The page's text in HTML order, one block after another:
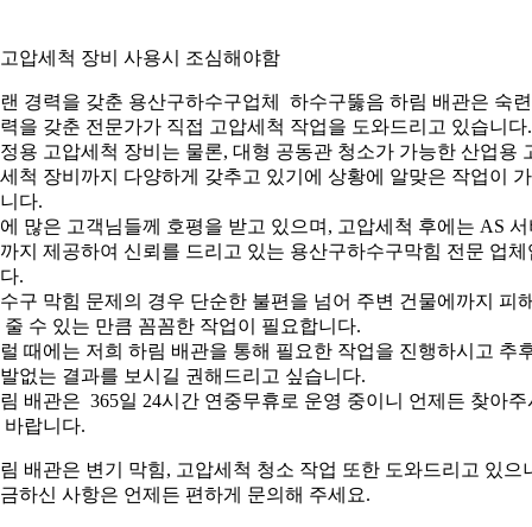
압세척 장비 사용시 조심해야함
경력을 갖춘 용산구하수구업체 하수구뚫음 하림 배관은 숙
을 갖춘 전문가가 직접 고압세척 작업을 도와드리고 있습니다.
용 고압세척 장비는 물론, 대형 공동관 청소가 가능한 산업용
척 장비까지 다양하게 갖추고 있기에 상황에 알맞은 작업이
다.
많은 고객님들께 호평을 받고 있으며, 고압세척 후에는 AS 서
지 제공하여 신뢰를 드리고 있는 용산구하수구막힘 전문 업체
.
구 막힘 문제의 경우 단순한 불편을 넘어 주변 건물에까지 피
줄 수 있는 만큼 꼼꼼한 작업이 필요합니다.
때에는 저희 하림 배관을 통해 필요한 작업을 진행하시고 추
없는 결과를 보시길 권해드리고 싶습니다.
배관은 365일 24시간 연중무휴로 운영 중이니 언제든 찾아주
바랍니다.
배관은 변기 막힘, 고압세척 청소 작업 또한 도와드리고 있으
하신 사항은 언제든 편하게 문의해 주세요.